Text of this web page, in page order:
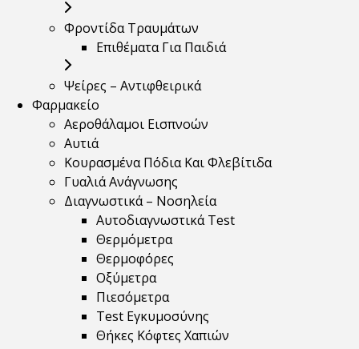
Φροντίδα Τραυμάτων
Επιθέματα Για Παιδιά
Ψείρες – Αντιφθειρικά
Φαρμακείο
Αεροθάλαμοι Εισπνοών
Αυτιά
Κουρασμένα Πόδια Και Φλεβίτιδα
Γυαλιά Ανάγνωσης
Διαγνωστικά – Νοσηλεία
Αυτοδιαγνωστικά Test
Θερμόμετρα
Θερμοφόρες
Οξύμετρα
Πιεσόμετρα
Test Εγκυμοσύνης
Θήκες Κόφτες Χαπιών